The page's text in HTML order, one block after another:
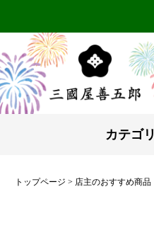
カテゴ
トップページ 店主のおすすめ商品